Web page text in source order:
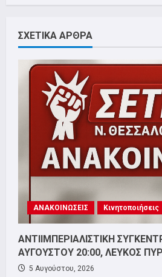
ΣΧΕΤΙΚΑ ΑΡΘΡΑ
ΑΝΑΚΟΙΝΩΣΕΙΣ Κινητοποιήσεις
ΑΝΤΙΙΜΠΕΡΙΑΛΙΣΤΙΚΗ
ΑΥΓΟΥΣΤΟΥ 20:00, ΛΕΥΚΟΣ
5 Αυγούστου, 2026